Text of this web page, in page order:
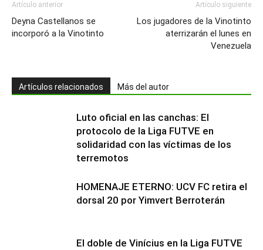
Artículo anterior
Deyna Castellanos se
incorporó a la Vinotinto
Artículo siguiente
Los jugadores de la Vinotinto
aterrizarán el lunes en
Venezuela
Artículos relacionados Más del autor
Luto oficial en las canchas: El
protocolo de la Liga FUTVE en
solidaridad con las víctimas de los
terremotos
HOMENAJE ETERNO: UCV FC retira el
dorsal 20 por Yimvert Berroterán
El doble de Vinícius en la Liga FUTVE